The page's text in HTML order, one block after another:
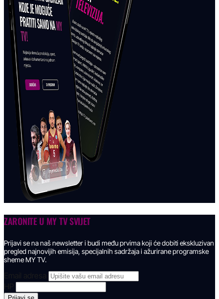
ZARONITE U MY TV SVIJET
Prijavi se na naš newsletter i budi među prvima koji će dobiti ekskluzivan
pregled najnovijih emisija, specijalnih sadržaja i ažurirane programske
sheme MY TV.
Email adresa